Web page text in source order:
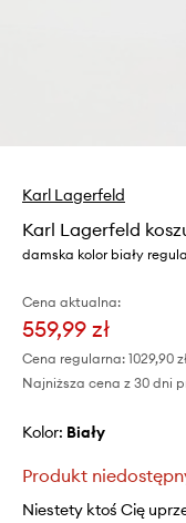
Karl Lagerfeld
Karl Lagerfeld
damska kolor biały
Cena aktualna:
559,99 zł
Cena regularna: 1029,90
Najniższa cena z 30 dni
Kolor: biały
Produkt
Niestety ktoś Cię